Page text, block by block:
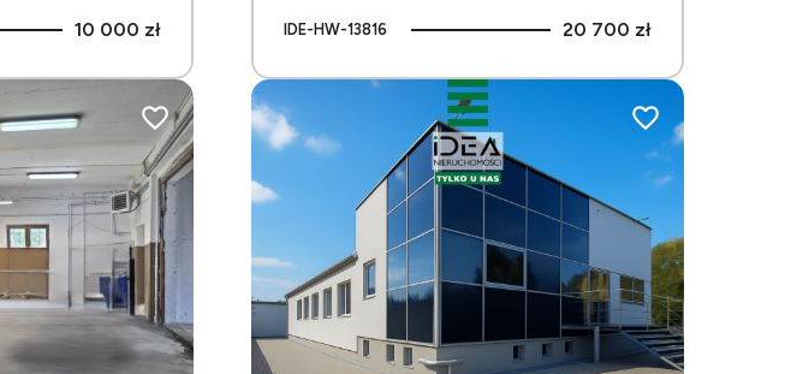
10 000 zł IDE-HW-13816 20 700 zł
Dodaj do ulubionych Dodaj do ulubionych